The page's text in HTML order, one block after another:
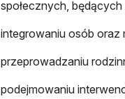
społecznych,
integrowaniu osób oraz
przeprowadzaniu
podejmowaniu